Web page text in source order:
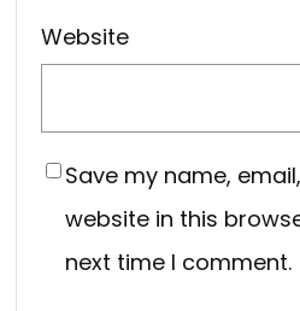
Website
Save my name,
website in this
next time I comment.